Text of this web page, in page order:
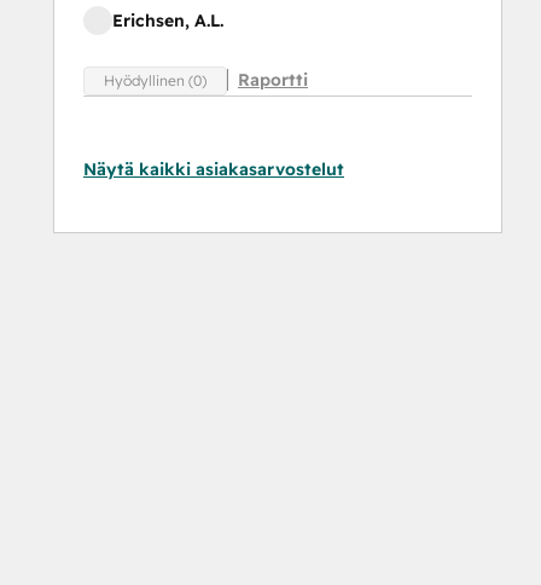
Erichsen, A.L.
Hyödyllinen (0) Raportti
Näytä kaikki asiakasarvostelut